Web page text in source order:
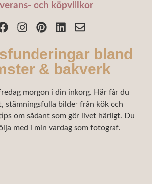
och köpvillkor
bland
& bakverk
morgon i din inkorg. Här får du
stämningsfulla bilder från kök och
om sådant som gör livet härligt. Du
med i min vardag som fotograf.